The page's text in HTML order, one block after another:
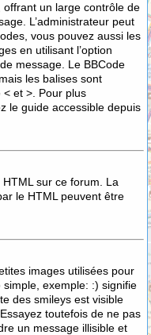
un large contrôle de
L’administrateur peut
vous pouvez aussi les
en utilisant l’option
message. Le BBCode
les balises sont
et >. Pour plus
le guide accessible depuis
sur ce forum. La
le HTML peuvent être
images utilisées pour
exemple: :) signifie
des smileys est visible
toutefois de ne pas
un message illisible et